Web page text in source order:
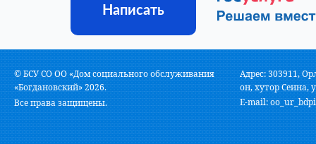
Написать
© БСУ СО ОО «Дом социального обслуживания
«Богдановский» 2026.
Все права защищены.
Адрес: 303911,
он, хутор Сеина,
E-mail: